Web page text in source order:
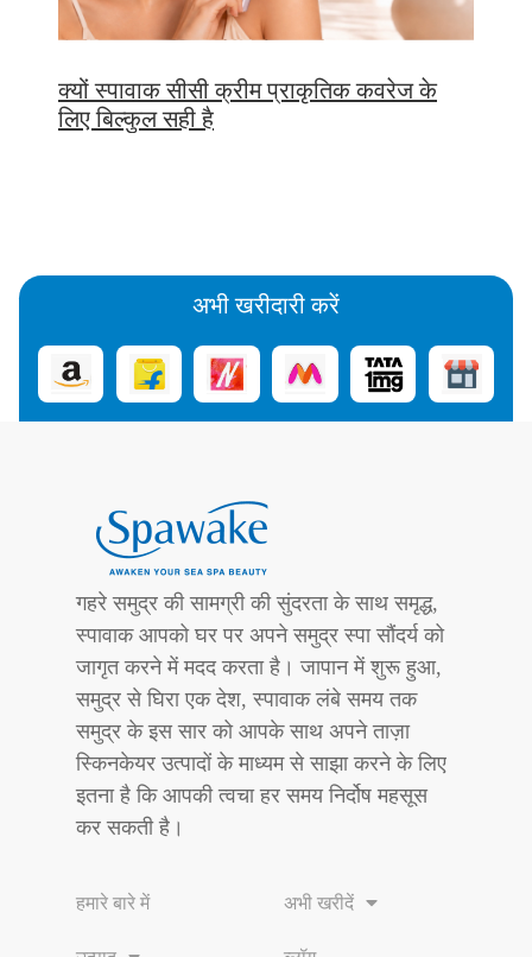
क्यों स्पावाक सीसी क्रीम प्राकृतिक कवरेज के
लिए बिल्कुल सही है
अभी खरीदारी करें
गहरे समुद्र की सामग्री की सुंदरता के साथ समृद्ध,
स्पावाक आपको घर पर अपने समुद्र स्पा सौंदर्य को
जागृत करने में मदद करता है। जापान में शुरू हुआ,
समुद्र से घिरा एक देश, स्पावाक लंबे समय तक
समुद्र के इस सार को आपके साथ अपने ताज़ा
स्किनकेयर उत्पादों के माध्यम से साझा करने के लिए
इतना है कि आपकी त्वचा हर समय निर्दोष महसूस
कर सकती है।
हमारे बारे में अभी खरीदें